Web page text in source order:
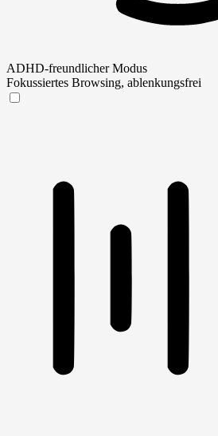
ADHD-freundlicher Modus
Fokussiertes Browsing, ablenkungsfrei